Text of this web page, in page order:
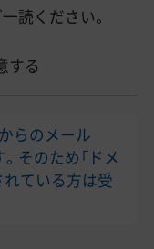
読ください。
する
らのメール
そのため「ドメ
れている方は受